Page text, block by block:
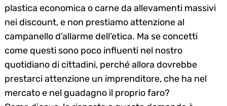
plastica economica o carne da allevamenti massivi
nei discount, e non prestiamo attenzione al
campanello d’allarme dell’etica. Ma se concetti
come questi sono poco influenti nel nostro
quotidiano di cittadini, perché allora dovrebbe
prestarci attenzione un imprenditore, che ha nel
mercato e nel guadagno il proprio faro?